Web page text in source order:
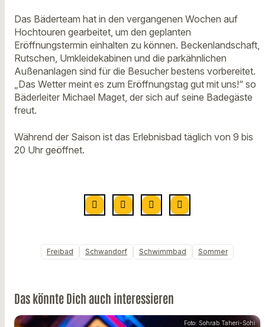
Das Bäderteam hat in den vergangenen Wochen auf
Hochtouren gearbeitet, um den geplanten
Eröffnungstermin einhalten zu können. Beckenlandschaft,
Rutschen, Umkleidekabinen und die parkähnlichen
Außenanlagen sind für die Besucher bestens vorbereitet.
„Das Wetter meint es zum Eröffnungstag gut mit uns!“ so
Bäderleiter Michael Maget, der sich auf seine Badegäste
freut.
Während der Saison ist das Erlebnisbad täglich von 9 bis
20 Uhr geöffnet.
Freibad Schwandorf Schwimmbad Sommer
Das könnte Dich auch interessieren
Foto: Sohrab Taheri-Sohi